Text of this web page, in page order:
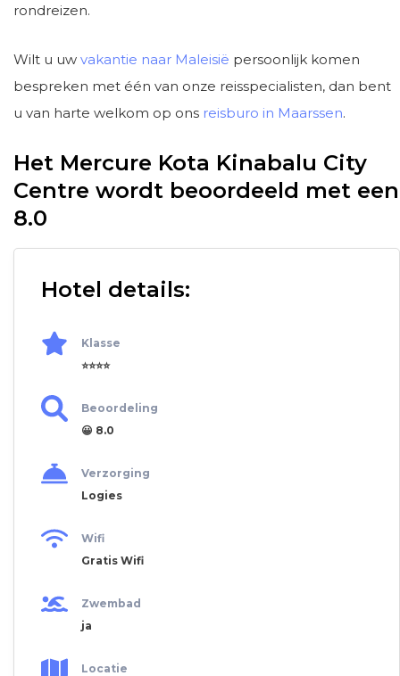
rondreizen.
Wilt u uw vakantie naar Maleisië persoonlijk komen
bespreken met één van onze reisspecialisten, dan bent
u van harte welkom op ons reisburo in Maarssen.
Het Mercure Kota Kinabalu City
Centre wordt beoordeeld met een
8.0
Hotel details:
Klasse
⭐⭐⭐⭐
Beoordeling
😀 8.0
Verzorging
Logies
Wifi
Gratis Wifi
Zwembad
ja
Locatie